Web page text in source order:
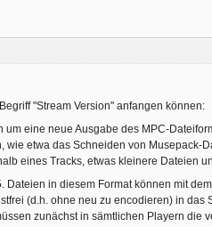
"Stream Version" anfangen können:
eine neue Ausgabe des MPC-
etwa das Schneiden von Musepack-
eines Tracks, etwas kleinere Dateien
in diesem Format können mit
(d.h. ohne neu zu encodieren) in das
zunächst in sämtlichen Playern die